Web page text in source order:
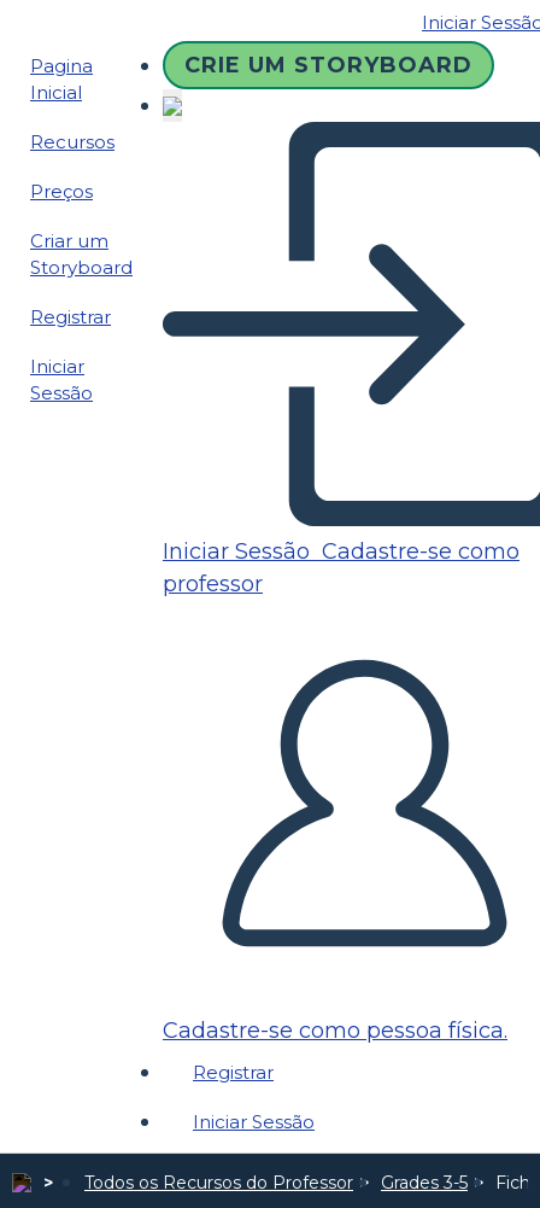
Iniciar
Pagina
Inicial
Recursos
Preços
Criar um
Storyboard
Registrar
Iniciar
Sessão
CRIE UM STORYBOARD
Iniciar Sessão Cadastre-se como
professor
Cadastre-se como pessoa física.
Registrar
Iniciar Sessão
Todos os Recursos do Professor Grades 3-5